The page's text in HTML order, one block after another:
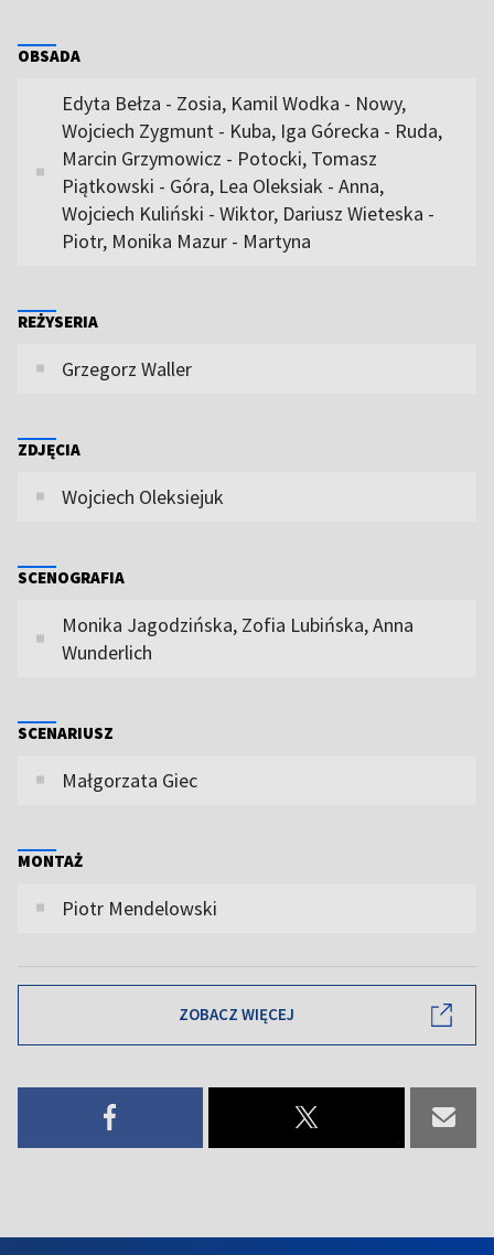
OBSADA
Edyta Bełza - Zosia, Kamil Wodka - Nowy,
Wojciech Zygmunt - Kuba, Iga Górecka - Ruda,
Marcin Grzymowicz - Potocki, Tomasz
Piątkowski - Góra, Lea Oleksiak - Anna,
Wojciech Kuliński - Wiktor, Dariusz Wieteska -
Piotr, Monika Mazur - Martyna
REŻYSERIA
Grzegorz Waller
ZDJĘCIA
Wojciech Oleksiejuk
SCENOGRAFIA
Monika Jagodzińska, Zofia Lubińska, Anna
Wunderlich
SCENARIUSZ
Małgorzata Giec
MONTAŻ
Piotr Mendelowski
ZOBACZ WIĘCEJ